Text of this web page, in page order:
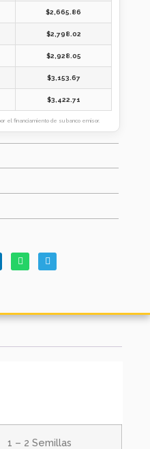
$2,665.86
$2,798.02
$2,928.05
$3,153.67
$3,422.71
el financiamiento de su banco emisor.
1 – 2 Semillas